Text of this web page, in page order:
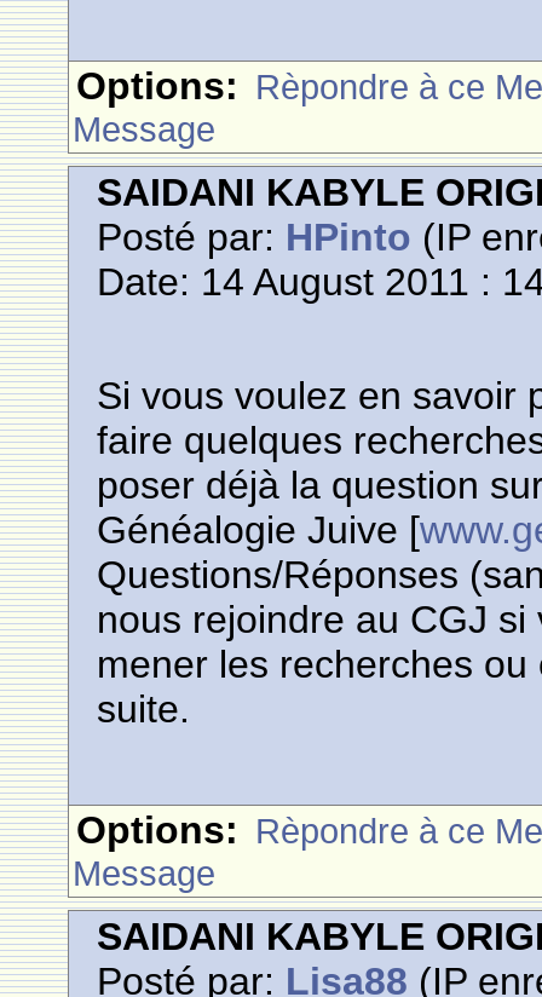
Options: Rèpondre à ce
Message
SAIDANI KABYLE
Posté par: HPinto (IP
Date: 14 August 2011 :
Si vous voulez en savoir
faire quelques
poser déjà la question
Généalogie Juive [
Questions/Réponses
nous rejoindre au CGJ
mener les recherches
suite.
Options: Rèpondre à ce
Message
SAIDANI KABYLE
Posté par: Lisa88 (IP